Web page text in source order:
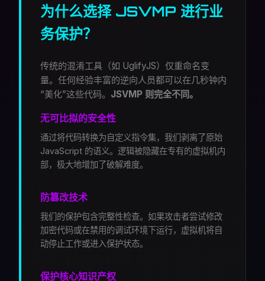
为什么选择 JSVMP 进行业
务保护？
传统的混淆工具（如 UglifyJS）仅重命名变
量。任何经验丰富的逆向人员都可以在几秒钟内
“美化”这些代码。 JSVMP 则完全不同。
无可比拟的安全性
通过将代码转换为自定义指令集，我们剥离了原始
JavaScript 的语义。逻辑被隐藏在专有的虚拟机内
部，极大地增加了破解难度。
防篡改技术
我们的保护包含完整性检查。如果攻击者尝试修改
加密代码或在禁用的调试环境下运行，虚拟机将自
动停止工作或进入保护状态。
保护核心知识产权